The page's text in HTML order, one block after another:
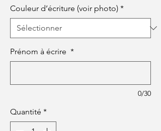
Couleur d’écriture (voir photo) *
Prénom à écrire *
0/30
Quantité *